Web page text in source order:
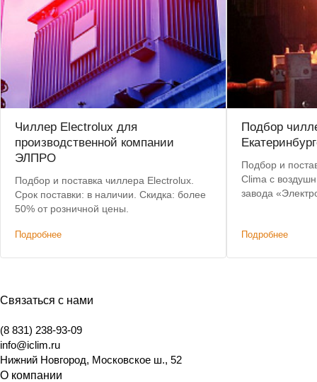
Чиллер Electrolux для
производственной компании
ЭЛПРО
Подбор и поставка чиллера Electrolux.
Срок поставки: в наличии. Скидка: более
50% от розничной цены.
Подробнее
Подбор
Подбор и
Clima с
завода
Подробнее
Связаться с нами
(8 831) 238-93-09
info@iclim.ru
Нижний Новгород, Московское ш., 52
О компании